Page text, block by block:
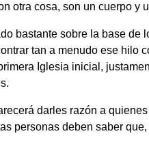
otra cosa, son un cuerpo y
bastante sobre la base de
tan a menudo ese hilo
Iglesia inicial,
darles razón a
personas deben saber